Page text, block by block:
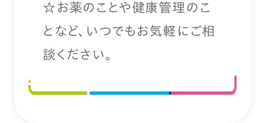
☆お薬のことや健康管理のこ
となど、いつでもお気軽にご相
談ください。